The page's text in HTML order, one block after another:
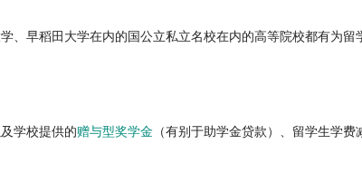
、早稻田大学在内的国公立私立名校在内的高等院校都有为留
学校提供的赠与型奖学金 （有别于助学金贷款）、留学生学